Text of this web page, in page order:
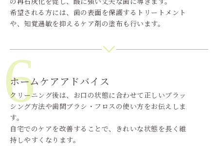
希望される方には、歯の表面を保護するトリートメント
や、知覚過敏を抑えるケア剤の塗布も行います。
6
ホームケアアドバイス
クリーニング後は、お口の状態に合わせて正しいブラッ
シング方法や歯間ブラシ・フロスの使い方をお伝えしま
す。
自宅でのケアを改善することで、きれいな状態を長く維
持しやすくなります。